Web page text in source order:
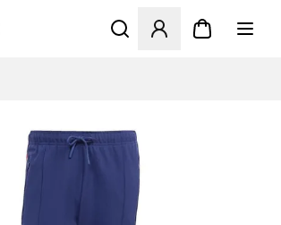
Opent een venster om in